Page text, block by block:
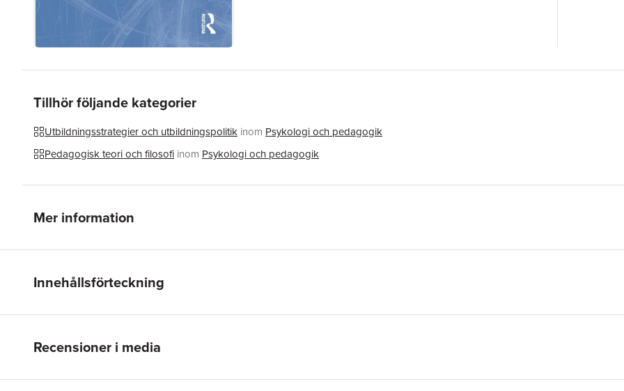
Tillhör följande kategorier
Utbildningsstrategier och utbildningspolitik inom Psykologi och pedagogik
Pedagogisk teori och filosofi inom Psykologi och pedagogik
Mer information
Innehållsförteckning
Recensioner i media